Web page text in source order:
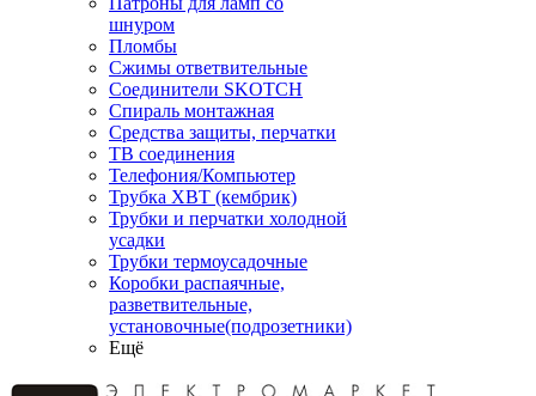
шнуром
Пломбы
Сжимы ответвительные
Соединители SKOTCH
Спираль монтажная
Средства защиты, перчатки
ТВ соединения
Телефония/Компьютер
Трубка ХВТ (кембрик)
Трубки и перчатки холодной
усадки
Трубки термоусадочные
Коробки распаячные,
разветвительные,
установочные(подрозетники)
Ещё